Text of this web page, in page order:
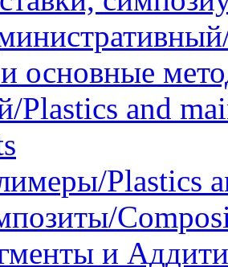
основные
Plastics and
Plastics
и